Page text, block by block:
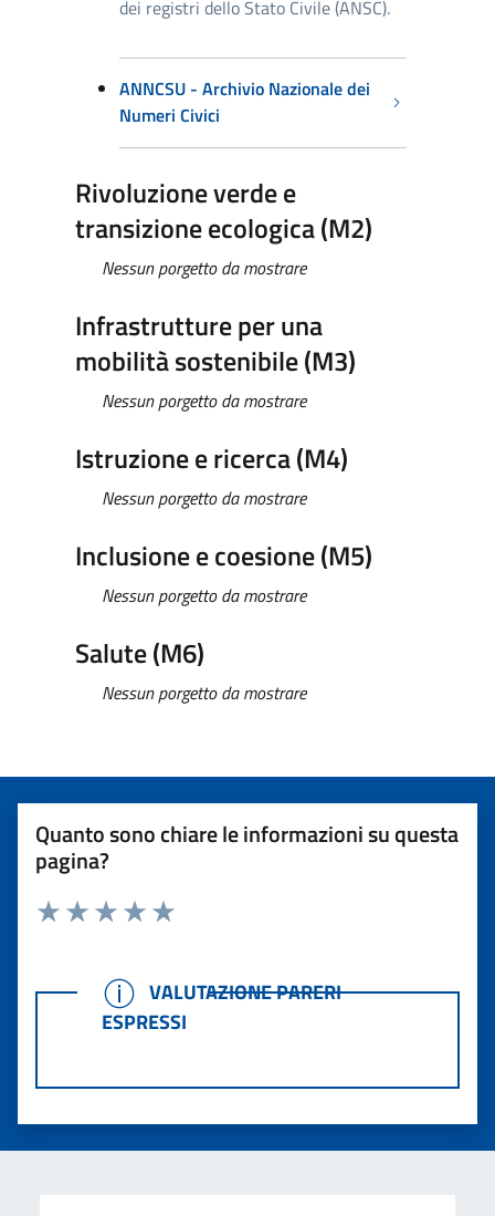
dei registri dello Stato Civile (ANSC).
ANNCSU - Archivio Nazionale dei
Numeri Civici
Rivoluzione verde e
transizione ecologica (M2)
Nessun porgetto da mostrare
Infrastrutture per una
mobilità sostenibile (M3)
Nessun porgetto da mostrare
Istruzione e ricerca (M4)
Nessun porgetto da mostrare
Inclusione e coesione (M5)
Nessun porgetto da mostrare
Salute (M6)
Nessun porgetto da mostrare
Quanto sono chiare le informazioni su questa
pagina?
Rating:
VALUTAZIONE PARERI ESPRESSI
VALUTAZIONE PARERI
ESPRESSI